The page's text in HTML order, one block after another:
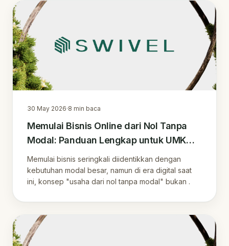
30 May 2026·8 min baca
Memulai Bisnis Online dari Nol Tanpa
Modal: Panduan Lengkap untuk UMKM
Indonesia
Memulai bisnis seringkali diidentikkan dengan
kebutuhan modal besar, namun di era digital saat
ini, konsep "usaha dari nol tanpa modal" bukan .